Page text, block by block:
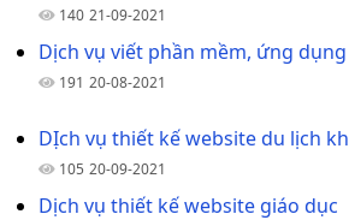
140 21-09-2021
Dịch vụ viết phần mềm, ứng
191 20-08-2021
DỊch vụ thiết kế website du lịch
105 20-09-2021
Dịch vụ thiết kế website giáo dục